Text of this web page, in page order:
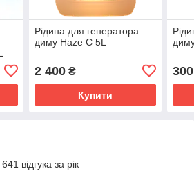
Рідина для генератора
диму Haze C 5L
2 400₴
Купити
300
відгука за рік